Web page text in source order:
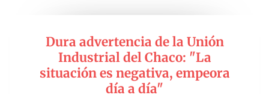
Dura advertencia de la Unión
Industrial del Chaco: "La
situación es negativa, empeora
día a día"